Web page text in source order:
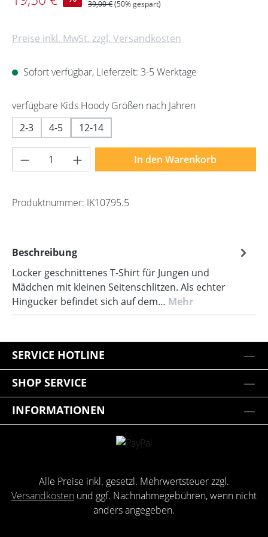
Regulärer Preis:
39,00 €(50% gespart)
Preise inkl. MwSt. zzgl. Versandkosten
Sofort verfügbar, Lieferzeit: 3-5 Werktage
verfügbare Kids Hoody Größen nach Jahrenauswählen
2-3
4-5 12-14
Produkt Anzahl: Gib den gewünschten
In den Warenkorb
Produktnummer: IK10795.5
Beschreibung
Locker geschnittenes T-Shirt für Jungen und
Mädchen mit kleinen Seitenschlitzen. Als echter
Hingucker befindet sich auf dem… Mehr
SERVICE HOTLINE
SHOP SERVICE
INFORMATIONEN
Alle Preise inkl. gesetzl. Mehrwertsteuer zzgl.
Versandkosten und ggf. Nachnahmegebühren, wenn nicht
anders angegeben.